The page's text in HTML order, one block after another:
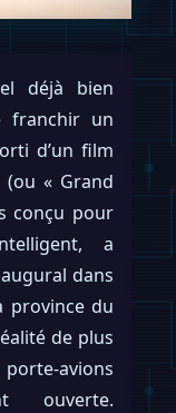
déjà bien
franchir un
d’un film
(ou « Grand
conçu pour
a
dans
province du
de plus
avions
ouverte.